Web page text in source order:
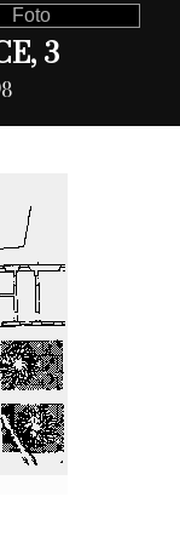
Foto
3